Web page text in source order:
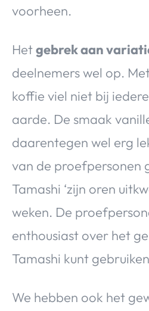
voorheen.
Hetgebrek aan
deelnemers wel op.
koffie viel niet bij
aarde. De smaak
daarentegen wel erg
van de proefpersonen
Tamashi ‘zijn oren
weken. De
enthousiast over het
Tamashi kunt
We hebben ook het